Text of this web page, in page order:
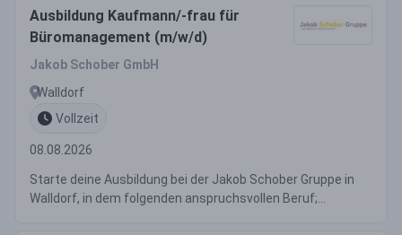
Ausbildung Kaufmann/-frau für
Büromanagement (m/w/d)
Jakob Schober GmbH
Walldorf
Vollzeit
08.08.2026
Starte deine Ausbildung bei der Jakob Schober Gruppe in
Walldorf, in dem folgenden anspruchsvollen Beruf;...